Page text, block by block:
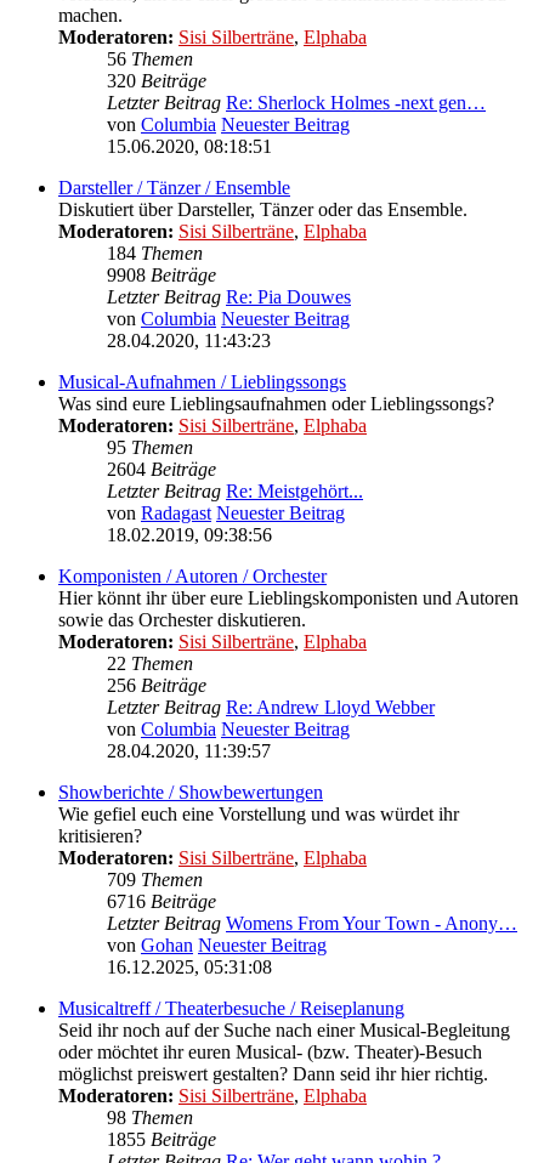
machen.
Moderatoren: Sisi Silberträne, Elphaba
56 Themen
320 Beiträge
Letzter Beitrag Re: Sherlock Holmes -next gen…
von Columbia Neuester Beitrag
15.06.2020, 08:18:51
Darsteller / Tänzer / Ensemble
Diskutiert über Darsteller, Tänzer oder das Ensemble.
Moderatoren: Sisi Silberträne, Elphaba
184 Themen
9908 Beiträge
Letzter Beitrag Re: Pia Douwes
von Columbia Neuester Beitrag
28.04.2020, 11:43:23
Musical-Aufnahmen / Lieblingssongs
Was sind eure Lieblingsaufnahmen oder Lieblingssongs?
Moderatoren: Sisi Silberträne, Elphaba
95 Themen
2604 Beiträge
Letzter Beitrag Re: Meistgehört...
von Radagast Neuester Beitrag
18.02.2019, 09:38:56
Komponisten / Autoren / Orchester
Hier könnt ihr über eure Lieblingskomponisten und Autoren
sowie das Orchester diskutieren.
Moderatoren: Sisi Silberträne, Elphaba
22 Themen
256 Beiträge
Letzter Beitrag Re: Andrew Lloyd Webber
von Columbia Neuester Beitrag
28.04.2020, 11:39:57
Showberichte / Showbewertungen
Wie gefiel euch eine Vorstellung und was würdet ihr
kritisieren?
Moderatoren: Sisi Silberträne, Elphaba
709 Themen
6716 Beiträge
Letzter Beitrag Womens From Your Town - Anony…
von Gohan Neuester Beitrag
16.12.2025, 05:31:08
Musicaltreff / Theaterbesuche / Reiseplanung
Seid ihr noch auf der Suche nach einer Musical-Begleitung
oder möchtet ihr euren Musical- (bzw. Theater)-Besuch
möglichst preiswert gestalten? Dann seid ihr hier richtig.
Moderatoren: Sisi Silberträne, Elphaba
98 Themen
1855 Beiträge